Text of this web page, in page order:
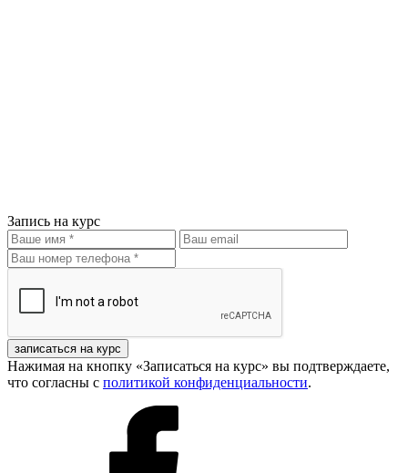
Запись на курс
записаться на курс
Нажимая на кнопку «Записаться на курс» вы подтверждаете,
что согласны с политикой конфиденциальности.